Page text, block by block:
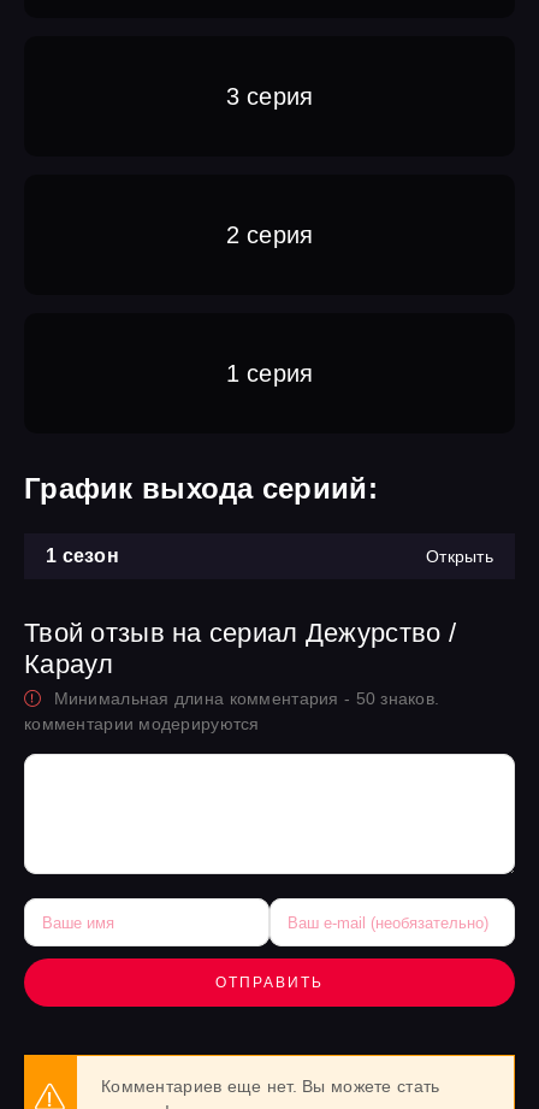
3 серия
2 серия
1 серия
График выхода сериий:
1 сезон Открыть
Твой отзыв на сериал Дежурство /
Караул
Минимальная длина комментария - 50 знаков.
комментарии модерируются
ОТПРАВИТЬ
Комментариев еще нет. Вы можете стать